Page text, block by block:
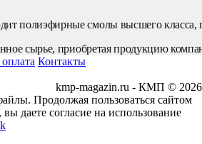
полиэфирные смолы высшего класса,
сырье, приобретая продукцию
Контакты
kmp-magazin.ru - КМП © 2026
Продолжая пользоваться сайтом
даете согласие на использование